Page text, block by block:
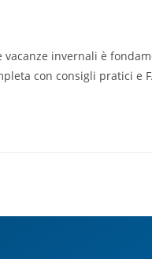
vacanze invernali è
con consigli pratici e